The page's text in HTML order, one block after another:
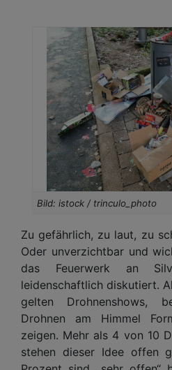
Bild: istock / trinculo_photo
Zu gefährlich, zu laut, zu
Oder unverzichtbar und
das Feuerwerk an
leidenschaftlich diskutiert.
gelten Drohnenshows,
Drohnen am Himmel
zeigen. Mehr als 4 von 10
stehen dieser Idee offen